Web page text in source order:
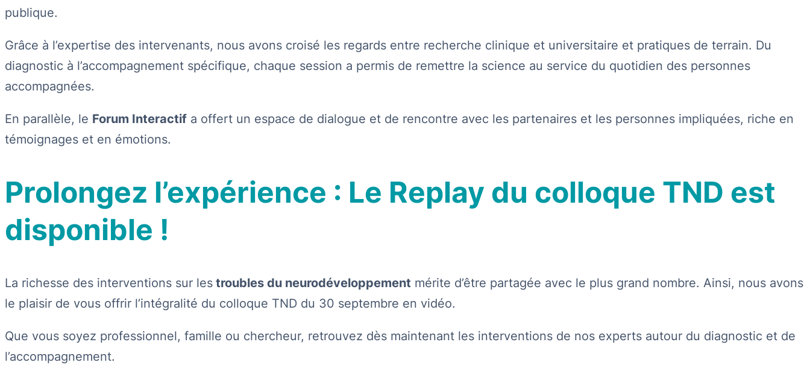
publique.
Grâce à l’expertise des intervenants, nous avons croisé les regards entre recherche clinique et universitaire et pratiques de terrain. Du
diagnostic à l’accompagnement spécifique, chaque session a permis de remettre la science au service du quotidien des personnes
accompagnées.
En parallèle, le Forum Interactif a offert un espace de dialogue et de rencontre avec les partenaires et les personnes impliquées, riche en
témoignages et en émotions.
Prolongez l’expérience : Le Replay du colloque TND est
disponible !
La richesse des interventions sur les troubles du neurodéveloppement mérite d’être partagée avec le plus grand nombre. Ainsi, nous avons
le plaisir de vous offrir l’intégralité du colloque TND du 30 septembre en vidéo.
Que vous soyez professionnel, famille ou chercheur, retrouvez dès maintenant les interventions de nos experts autour du diagnostic et de
l’accompagnement.